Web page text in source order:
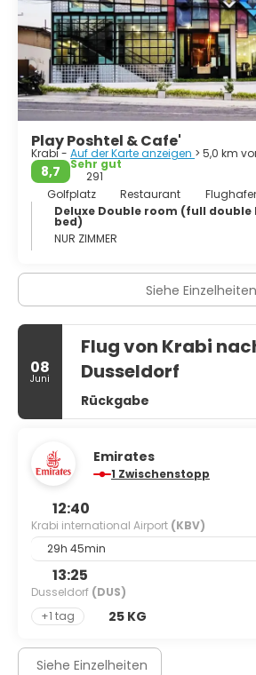
Die Anreise erfolgt per Flug von
eine Verbindung ab/an Koh Samui. Als
gelten die Monate November bis Mai/
Nebensaison wird es ruhiger, das
und evtl. nicht schwimmbar sein.
Play Poshtel & Cafe'
Krabi - Auf der Karte anzeigen > 5,0 km
8,7
Sehr gut
291
Golfplatz
Restaurant
Deluxe Double room (full double
bed)
NUR ZIMMER
Siehe Einzelheiten
08
Juni
Flug von Krabi
Dusseldorf
Rückgabe
Emirates
1 Zwischenstopp
12:40
Krabi international Airport (KBV)
29h 45min
13:25
Dusseldorf (DUS)
+1 tag
25 KG
Siehe Einzelheiten